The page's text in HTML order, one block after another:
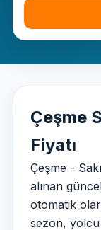
Çeşme
Fiyatı
Çeşme -
alınan
otomatik
sezon,